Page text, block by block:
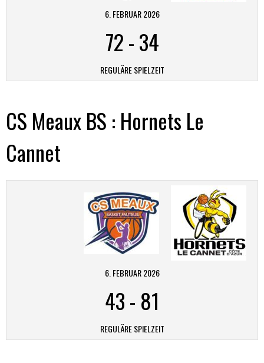
6. FEBRUAR 2026
72-34
REGULÄRE SPIELZEIT
CS Meaux BS : Hornets Le
Cannet
6. FEBRUAR 2026
43- 81
REGULÄRE SPIELZEIT